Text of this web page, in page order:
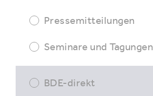
Pressemitteilungen
Seminare und Tagungen
BDE-direkt